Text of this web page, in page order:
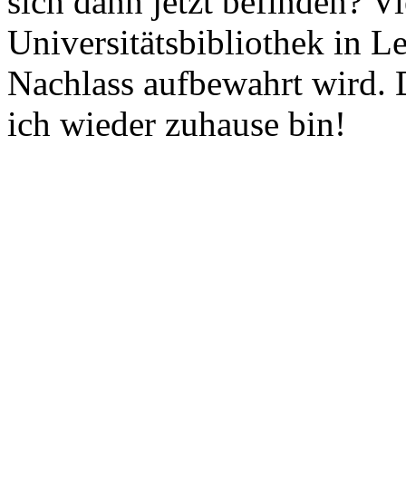
Universitätsbibliothek in
Nachlass aufbewahrt wird.
ich wieder zuhause bin!